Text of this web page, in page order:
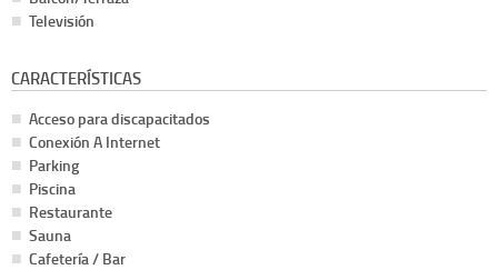
Televisión
CARACTERÍSTICAS
Acceso para discapacitados
Conexión A Internet
Parking
Piscina
Restaurante
Sauna
Cafetería / Bar